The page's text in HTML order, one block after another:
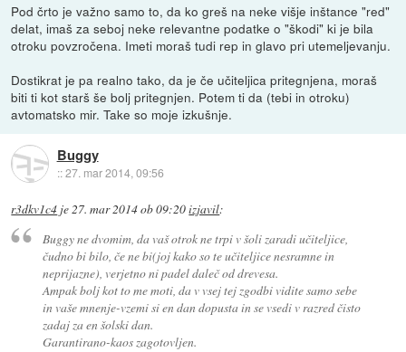
Pod črto je važno samo to, da ko greš na neke višje inštance "red"
delat, imaš za seboj neke relevantne podatke o "škodi" ki je bila
otroku povzročena. Imeti moraš tudi rep in glavo pri utemeljevanju.
Dostikrat je pa realno tako, da je če učiteljica pritegnjena, moraš
biti ti kot starš še bolj pritegnjen. Potem ti da (tebi in otroku)
avtomatsko mir. Take so moje izkušnje.
Buggy
::27. mar 2014, 09:56
r3dkv1c4 je27. mar 2014 ob 09:20izjavil:
Buggy ne dvomim, da vaš otrok ne trpi v šoli zaradi učiteljice,
čudno bi bilo, če ne bi(joj kako so te učiteljice nesramne in
neprijazne), verjetno ni padel daleč od drevesa.
Ampak bolj kot to me moti, da v vsej tej zgodbi vidite samo sebe
in vaše mnenje-vzemi si en dan dopusta in se vsedi v razred čisto
zadaj za en šolski dan.
Garantirano-kaos zagotovljen.